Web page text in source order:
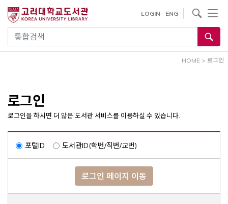
건
통합검색
LOGIN ENG
사이트내 검색
HOME > 로그인
로그인
로그인을 하시면 더 많은 도서관 서비스를 이용하실 수 있습니다.
포털ID 도서관ID(학번/직번/교번)
로그인 페이지 이동